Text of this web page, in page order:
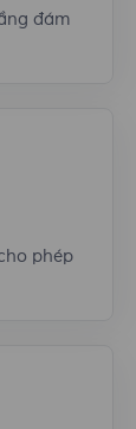
đám
phép